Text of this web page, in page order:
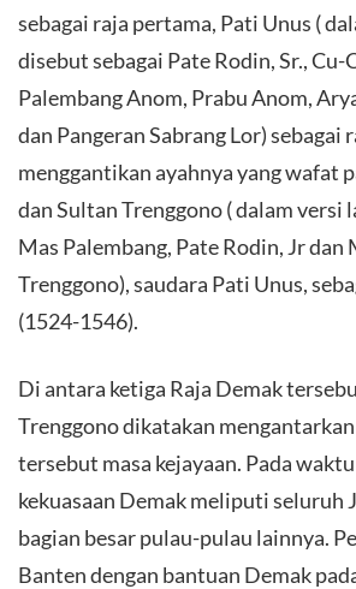
sebagai raja pertama, Pati Unus (
disebut sebagai Pate Rodin, Sr., Cu-
Palembang Anom, Prabu Anom,
dan Pangeran Sabrang Lor) sebagai
menggantikan ayahnya yang wafat
dan Sultan Trenggono ( dalam versi
Mas Palembang, Pate Rodin, Jr dan
Trenggono), saudara Pati Unus,
(1524-1546).
Di antara ketiga Raja Demak
Trenggono dikatakan
tersebut masa kejayaan. Pada
kekuasaan Demak meliputi seluruh
bagian besar pulau-pulau lainnya.
Banten dengan bantuan Demak